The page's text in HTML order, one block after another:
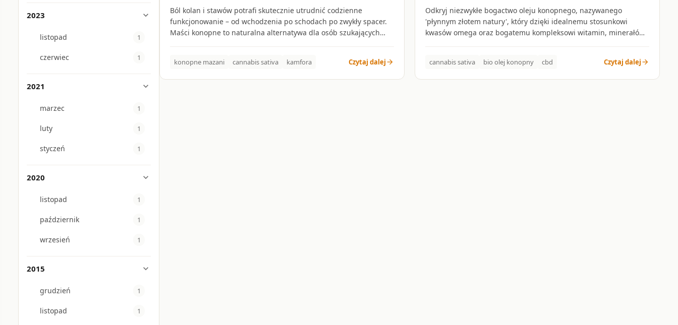
2023 expand_more
listopad 1
czerwiec 1
2021 expand_more
marzec 1
luty 1
styczeń 1
2020 expand_more
listopad 1
październik 1
wrzesień 1
2015 expand_more
grudzień 1
listopad 1
Ból kolan i stawów potrafi skutecznie utrudnić codzienne
funkcjonowanie – od wchodzenia po schodach po zwykły spacer.
Maści konopne to naturalna alternatywa dla osób szukających
podpowiadamy, na co zwrócić uwagę przy wyborze preparatu na
bolące kolana, kręgosłup czy inne stawy.
konopne mazani cannabis sativa kamfora Czytaj dalejarrow_forward
Odkryj niezwykłe bogactwo oleju konopnego, nazywanego
'płynnym złotem natury', który dzięki idealnemu stosunkowi
kwasów omega oraz bogatemu kompleksowi witamin, minerałów i
atopową, aż po dojrzałą potrzebującą intensywnej regeneracji.
cannabis sativa bio olej konopny cbd Czytaj dalejarrow_forward